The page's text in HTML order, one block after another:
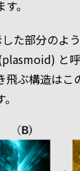
。
た部分のよ
と呼
飛ぶ構造はこ